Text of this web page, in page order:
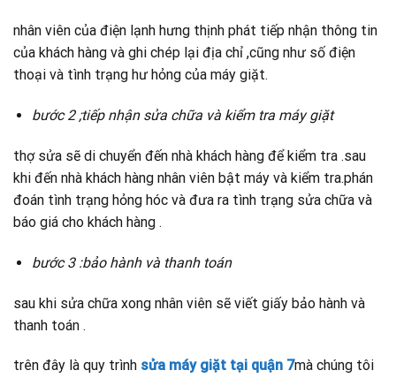
nhân viên của điện lạnh hưng thịnh phát tiếp nhận thông tin
của khách hàng và ghi chép lại địa chỉ ,cũng như số điện
thoại và tình trạng hư hỏng của máy giặt.
bước 2 ;tiếp nhận sửa chữa và kiểm tra máy giặt
thợ sửa sẽ di chuyển đến nhà khách hàng để kiểm tra .sau
khi đến nhà khách hàng nhân viên bật máy và kiểm tra.phán
đoán tình trạng hỏng hóc và đưa ra tình trạng sửa chữa và
báo giá cho khách hàng .
bước 3 :bảo hành và thanh toán
sau khi sửa chữa xong nhân viên sẽ viết giấy bảo hành và
thanh toán .
trên đây là quy trình sửa máy giặt tại quận 7mà chúng tôi